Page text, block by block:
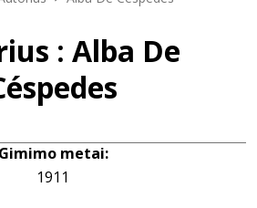
: Alba De
Gimimo metai:
1911